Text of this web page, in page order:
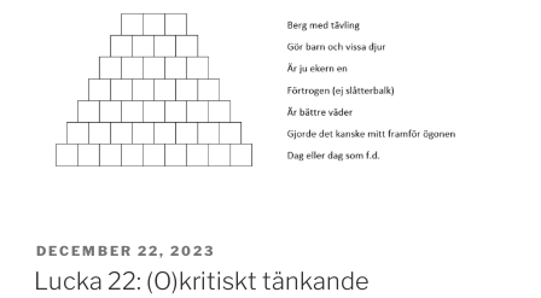
POSTED
ON
DECEMBER 22, 2023
Lucka 22: (O)kritiskt tänkande